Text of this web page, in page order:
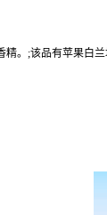
。;该品有苹果白